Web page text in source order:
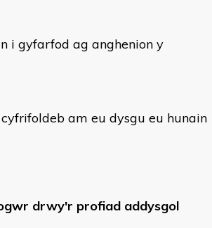
i gyfarfod ag anghenion y
am eu dysgu eu hunain
drwy'r profiad addysgol